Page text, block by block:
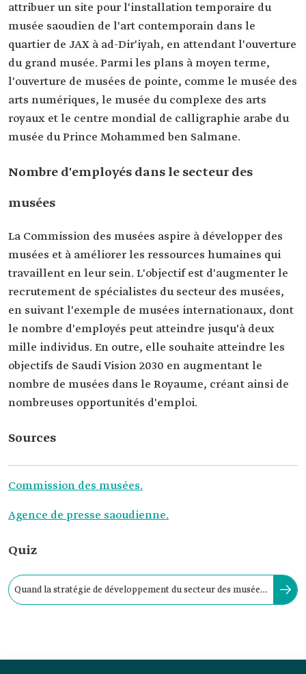
attribuer un site pour l'installation temporaire du
musée saoudien de l'art contemporain dans le
quartier de JAX à ad-Dir'iyah, en attendant l'ouverture
du grand musée. Parmi les plans à moyen terme,
l'ouverture de musées de pointe, comme le musée des
arts numériques, le musée du complexe des arts
royaux et le centre mondial de calligraphie arabe du
musée du Prince Mohammed ben Salmane.
Nombre d'employés dans le secteur des
musées
La Commission des musées aspire à développer des
musées et à améliorer les ressources humaines qui
travaillent en leur sein. L'objectif est d'augmenter le
recrutement de spécialistes du secteur des musées,
en suivant l'exemple de musées internationaux, dont
le nombre d'employés peut atteindre jusqu'à deux
mille individus. En outre, elle souhaite atteindre les
objectifs de Saudi Vision 2030 en augmentant le
nombre de musées dans le Royaume, créant ainsi de
nombreuses opportunités d'emploi.
Sources
Commission des musées.
Agence de presse saoudienne.
Quiz
Quand la stratégie de développement du secteur des musées